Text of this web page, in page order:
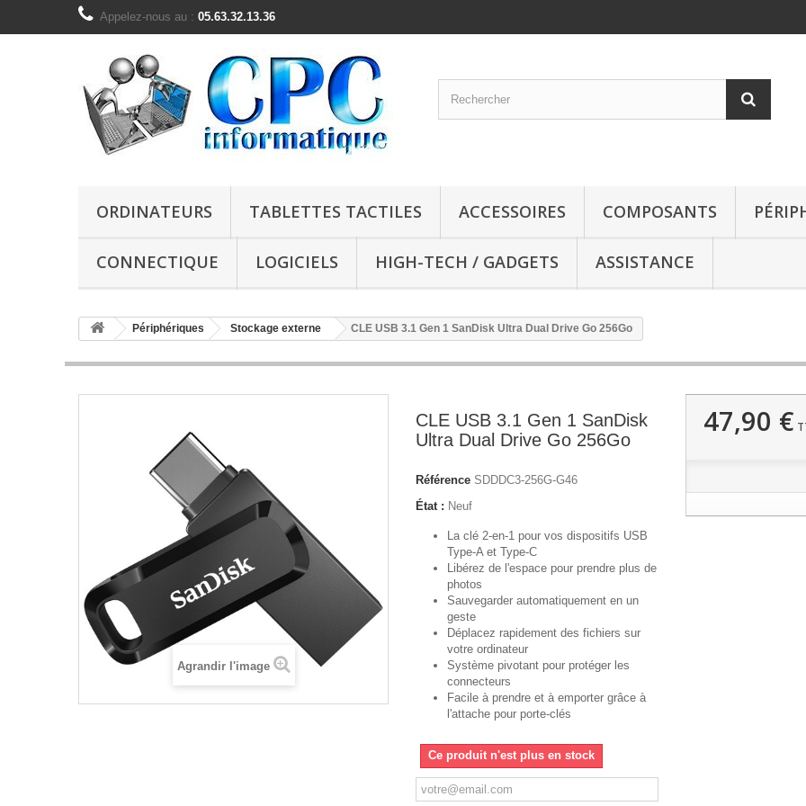
Appelez-nous au : 05.63.32.13.36
ORDINATEURS TABLETTES TACTILES ACCESSOIRES COMPOSANTS
CONNECTIQUE LOGICIELS HIGH-TECH / GADGETS ASSISTANCE
Périphériques Stockage externe CLE USB 3.1 Gen 1 SanDisk Ultra Dual Drive Go 256Go
Agrandir l'image
CLE USB 3.1 Gen 1 SanDisk
Ultra Dual Drive Go 256Go
Référence SDDDC3-256G-G46
État : Neuf
La clé 2-en-1 pour vos dispositifs USB
Type-A et Type-C
Libérez de l'espace pour prendre plus de
photos
Sauvegarder automatiquement en un
geste
Déplacez rapidement des fichiers sur
votre ordinateur
Système pivotant pour protéger les
connecteurs
Facile à prendre et à emporter grâce à
l'attache pour porte-clés
Ce produit n'est plus en stock
47,90 €